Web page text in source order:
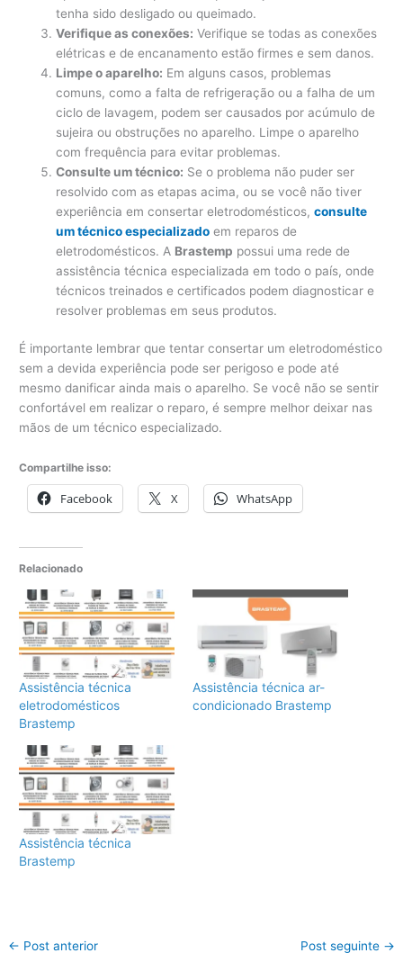
tenha sido desligado ou queimado.
Verifique as conexões: Verifique se todas as conexões
elétricas e de encanamento estão firmes e sem danos.
Limpe o aparelho: Em alguns casos, problemas
comuns, como a falta de refrigeração ou a falha de um
ciclo de lavagem, podem ser causados ​​por acúmulo de
sujeira ou obstruções no aparelho. Limpe o aparelho
com frequência para evitar problemas.
Consulte um técnico: Se o problema não puder ser
resolvido com as etapas acima, ou se você não tiver
experiência em consertar eletrodomésticos,consulte
um técnico especializado em reparos de
eletrodomésticos. A Brastemp possui uma rede de
assistência técnica especializada em todo o país, onde
técnicos treinados e certificados podem diagnosticar e
resolver problemas em seus produtos.
É importante lembrar que tentar consertar um eletrodoméstico
sem a devida experiência pode ser perigoso e pode até
mesmo danificar ainda mais o aparelho. Se você não se sentir
confortável em realizar o reparo, é sempre melhor deixar nas
mãos de um técnico especializado.
Compartilhe isso:
Facebook X WhatsApp
Relacionado
Assistência técnica
eletrodomésticos
Brastemp
Assistência técnica ar-
condicionado Brastemp
Assistência técnica
Brastemp
← Post anterior Post seguinte →